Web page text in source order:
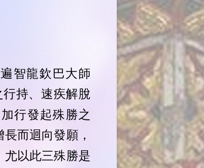
智龍欽巴大師
持、速疾解脫
行發起殊勝之
而迴向發願，
尤以此三殊勝是